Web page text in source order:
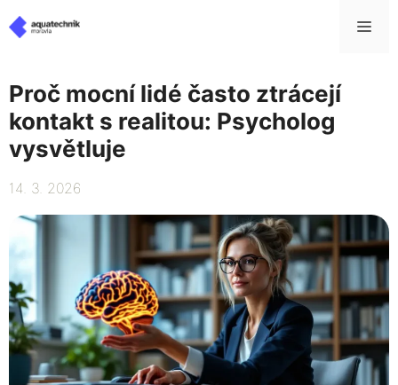
na
Proč mocní lidé často ztrácejí
kontakt s realitou: Psycholog
vysvětluje
14. 3. 2026